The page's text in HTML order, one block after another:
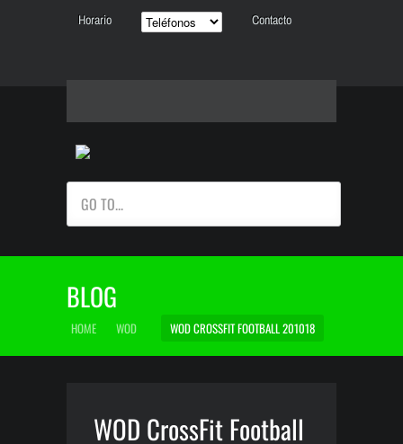
Horario Contacto
GO TO...
BLOG
HOME WOD WOD CROSSFIT FOOTBALL 201018
WOD CrossFit Football